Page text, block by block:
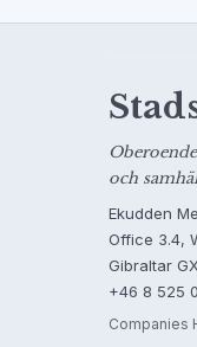
och
Ekudden
Office 3.4,
Gibraltar
+46 8 525
Companies